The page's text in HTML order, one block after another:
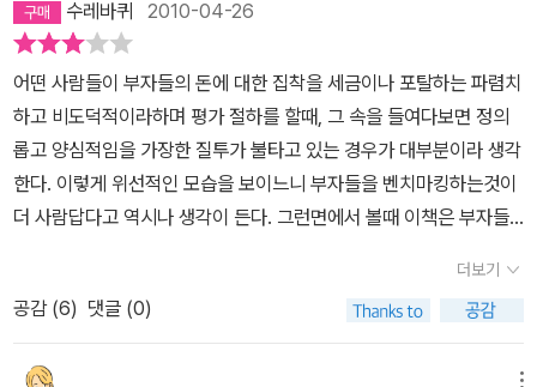
가 될 수 있었을지 모르지만 만약 그 사람에게 가난의 숙업이 있었다
면 그 사람은 부자가 될 수 없었을 것이다. 또한 행복하지도 않을 것이
다. 우리는 모두 숙업(쉽게 말하자면 팔자)을 가지고 태어난다. 때문
에 이 숙업을 전환하지 않으면 행복한 삶을 살 수 없다. 그렇기에 모두
가 숙명전환 할 수 있고 행복하게 되는 우주 근원의 法을 소개하고자
한다. 바로 南無妙法蓮華經
수레바퀴 2010-04-26
어떤 사람들이 부자들의 돈에 대한 집착을 세금이나 포탈하는 파렴치
하고 비도덕적이라하며 평가 절하를 할때, 그 속을 들여다보면 정의
롭고 양심적임을 가장한 질투가 불타고 있는 경우가 대부분이라 생각
한다. 이렇게 위선적인 모습을 보이느니 부자들을 벤치마킹하는것이
더 사람답다고 역시나 생각이 든다. 그런면에서 볼때 이책은 부자들
있기에 하나의 정신적 참고 자료로 삼기에 부족함이 없는 책이다.
더보기
공감 (6) 댓글 (0)